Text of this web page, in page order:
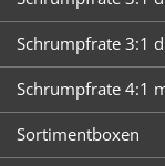
Schrumpfrate 3:1
Schrumpfrate 4:1
Sortimentboxen